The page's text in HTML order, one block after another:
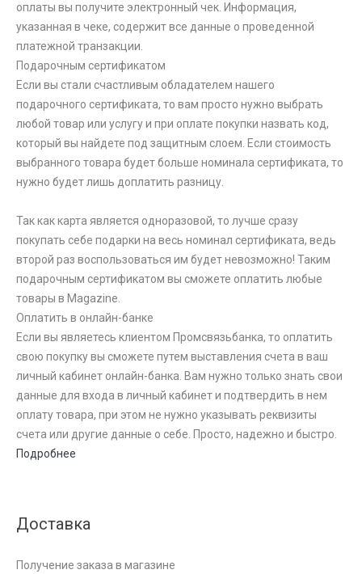
оплаты вы получите электронный чек. Информация,
указанная в чеке, содержит все данные о проведенной
платежной транзакции.
Подарочным сертификатом
Если вы стали счастливым обладателем нашего
подарочного сертификата, то вам просто нужно выбрать
любой товар или услугу и при оплате покупки назвать код,
который вы найдете под защитным слоем. Если стоимость
выбранного товара будет больше номинала сертификата, то
нужно будет лишь доплатить разницу.
Так как карта является одноразовой, то лучше сразу
покупать себе подарки на весь номинал сертификата, ведь
второй раз воспользоваться им будет невозможно! Таким
подарочным сертификатом вы сможете оплатить любые
товары в Magazine.
Оплатить в онлайн-банке
Если вы являетесь клиентом Промсвязьбанка, то оплатить
свою покупку вы сможете путем выставления счета в ваш
личный кабинет онлайн-банка. Вам нужно только знать свои
данные для входа в личный кабинет и подтвердить в нем
оплату товара, при этом не нужно указывать реквизиты
счета или другие данные о себе. Просто, надежно и быстро.
Подробнее
Доставка
Получение заказа в магазине